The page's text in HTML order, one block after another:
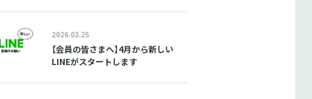
2026.03.25
【会員の皆さまへ】4月から新しい
LINEがスタートします